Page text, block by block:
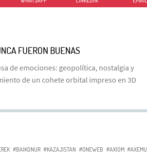
FUERON BUENAS
de emociones: geopolítica, nostalgia y
de un cohete orbital impreso en 3D
#BAIKONUR #KAZAJISTAN #ONEWEB #AXIOM #AXEMU